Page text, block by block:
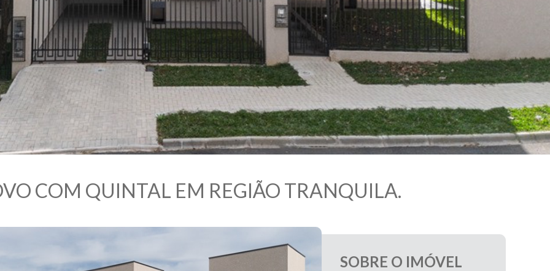
COM QUINTAL EM REGIÃO TRANQUILA.
SOBRE O IMÓVEL